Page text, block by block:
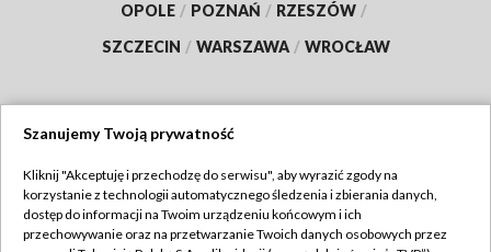
OPOLE / POZNAŃ / RZESZÓW /
SZCZECIN / WARSZAWA / WROCŁAW
TVP
Abonament TVP
Regulamin TVP
Szanujemy Twoją prywatność
Kliknij "Akceptuję i przechodzę do serwisu", aby wyrazić zgody na
korzystanie z technologii automatycznego śledzenia i zbierania danych,
dostęp do informacji na Twoim urządzeniu końcowym i ich
przechowywanie oraz na przetwarzanie Twoich danych osobowych przez